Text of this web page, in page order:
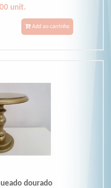
unit.
Add ao carrinho
dourado